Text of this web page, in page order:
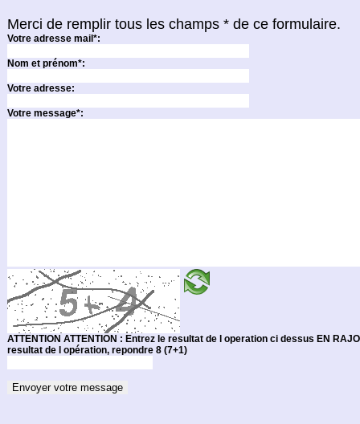
Merci de remplir tous les champs * de ce formulaire.
Votre adresse mail*:
Nom et prénom*:
Votre adresse:
Votre message*:
ATTENTION ATTENTION : Entrez le resultat de l operation ci dessus EN RAJOUTANT 1 A CE RESULTAT. (Par exemple si l affichage montre 5 +2 soit 7 comme
resultat de l opération, repondre 8 (7+1)